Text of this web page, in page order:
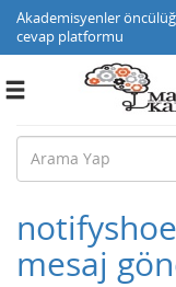
Akademisyenler
cevap platformu
Toggle
mesaj